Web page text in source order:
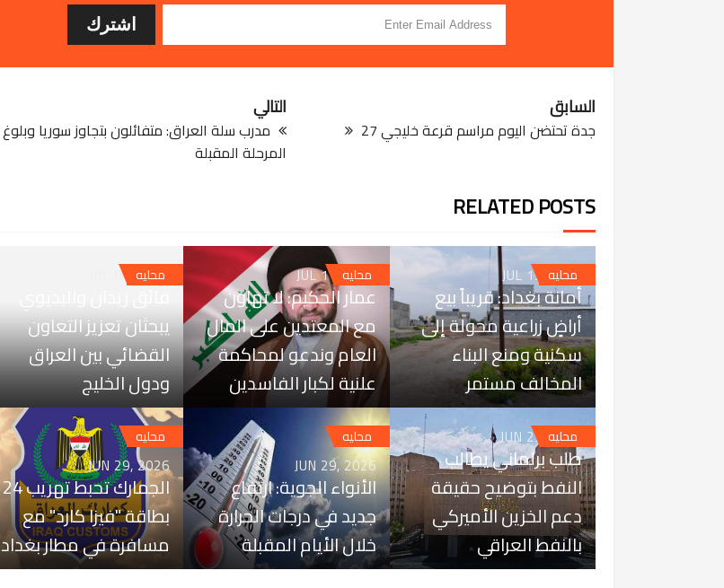
التالي
مدرب سلة العراق: متفائلون بتجاوز سوريا وبلوغ
المرحلة المقبلة
السابق
جدة تحتضن اليوم مراسم قرعة خليجي 27
RELATED POSTS
محليه
JUL 15, 2026
أمانة بغداد: قريباً بيع
أراضٍ زراعية محولة إلى
سكنية ومنع البناء
المخالف مستمر
محليه
JUL 11, 2026
عمار الحكيم: لا تهاون
مع المعتدين على المال
العام وندعو لمحاكمة
علنية لكبار الفاسدين
محليه
JUL 01, 2026
فائق زيدان والبديوي
يبحثان تعزيز التعاون
القضائي بين العراق
ودول الخليج
محليه
JUN 29, 2026
طلب برلماني يطالب
النفط بتوضيح حقيقة
دعم الخزين الأميركي
بالنفط العراقي
محليه
JUN 29, 2026
الأنواء الجوية: ارتفاع
جديد في درجات الحرارة
خلال الأيام المقبلة
محليه
JUN 29, 2026
الجمارك تحبط تهريب 24
بطاقة "فيزا كارد" مع
مسافرة في مطار بغداد